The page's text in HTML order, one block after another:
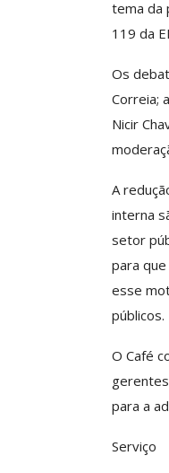
tema da
119 da
Os
Correia;
Nicir
A
interna
setor
para
esse
públicos.
O Café
para a
Serviço